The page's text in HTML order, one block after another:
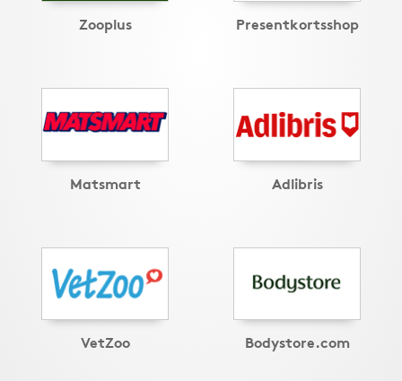
Zooplus Presentkortsshop
Matsmart Adlibris
VetZoo Bodystore.com